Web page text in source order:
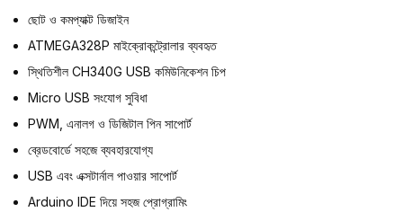
ছোট ও কমপ্যাক্ট ডিজাইন
ATMEGA328P মাইক্রোকন্ট্রোলার ব্যবহৃত
স্থিতিশীল CH340G USB কমিউনিকেশন চিপ
Micro USB সংযোগ সুবিধা
PWM, এনালগ ও ডিজিটাল পিন সাপোর্ট
ব্রেডবোর্ডে সহজে ব্যবহারযোগ্য
USB এবং এক্সটার্নাল পাওয়ার সাপোর্ট
Arduino IDE দিয়ে সহজ প্রোগ্রামিং